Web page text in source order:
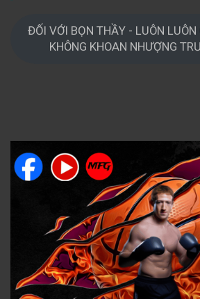
ĐỐI VỚI BỌN THẦY - LUÔN LUÔN
KHÔNG KHOAN NHƯỢNG